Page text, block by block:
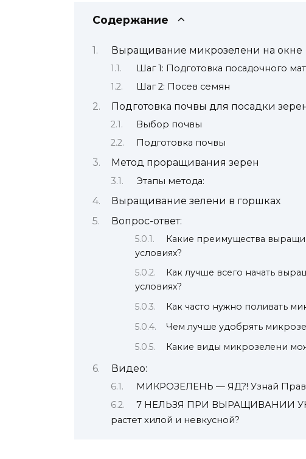
Содержание
Выращивание микрозелени на окне
Шаг 1: Подготовка посадочного
Шаг 2: Посев семян
Подготовка почвы для посадки
Выбор почвы
Подготовка почвы
Метод проращивания зерен
Этапы метода:
Выращивание зелени в горшках
Вопрос-ответ:
Какие преимущества
условиях?
Как лучше всего начать
условиях?
Как часто нужно поливать
Чем лучше удобрять
Какие виды микрозелени
Видео:
МИКРОЗЕЛЕНЬ — ЯД?! Узнай
7 НЕЛЬЗЯ ПРИ ВЫРАЩИВАНИИ
растет хилой и невкусной?